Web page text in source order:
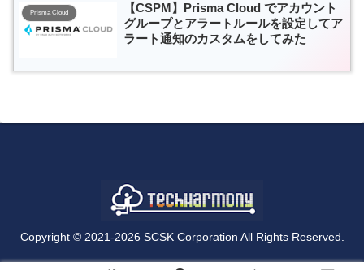
Prisma Cloud
【CSPM】Prisma Cloud でアカウント
グループとアラートルールを設定してア
ラート通知のカスタムをしてみた
Copyright © 2021-2026 SCSK Corporation All Rights Reserved.